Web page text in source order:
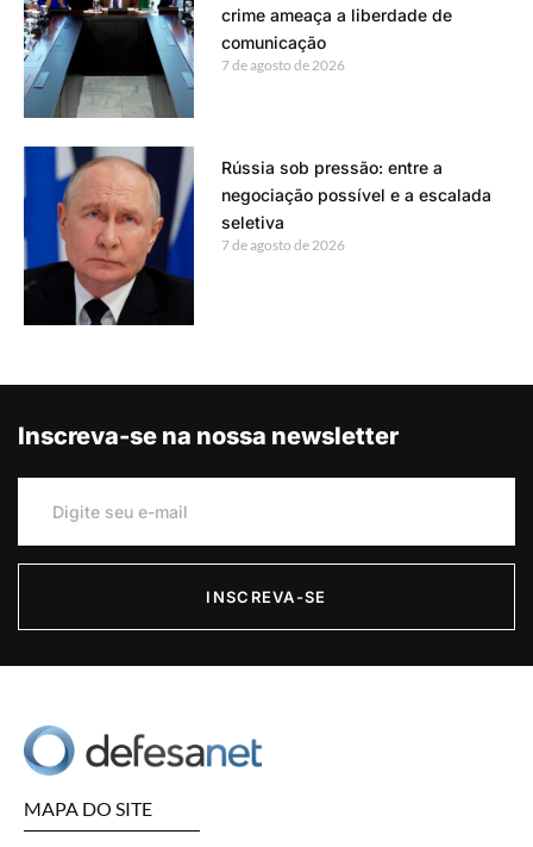
crime ameaça a liberdade de
comunicação
7 de agosto de 2026
Rússia sob pressão: entre a
negociação possível e a escalada
seletiva
7 de agosto de 2026
Inscreva-se na nossa newsletter
INSCREVA-SE
MAPA DO SITE